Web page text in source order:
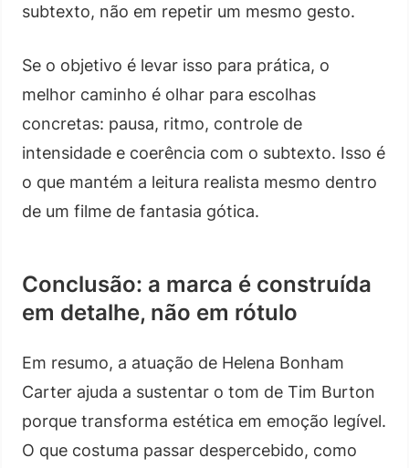
subtexto, não em repetir um mesmo gesto.
Se o objetivo é levar isso para prática, o
melhor caminho é olhar para escolhas
concretas: pausa, ritmo, controle de
intensidade e coerência com o subtexto. Isso é
o que mantém a leitura realista mesmo dentro
de um filme de fantasia gótica.
Conclusão: a marca é construída
em detalhe, não em rótulo
Em resumo, a atuação de Helena Bonham
Carter ajuda a sustentar o tom de Tim Burton
porque transforma estética em emoção legível.
O que costuma passar despercebido, como